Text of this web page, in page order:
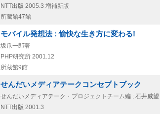
NTT出版 2005.3 増補新版
所蔵館47館
モバイル発想法 : 愉快な生き方に変わる!
坂爪一郎著
PHP研究所 2001.12
所蔵館9館
せんだいメディアテークコンセプトブック
せんだいメディアテーク・プロジェクトチーム編 ; 石井威望
NTT出版 2001.3